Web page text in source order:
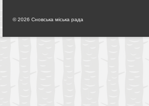
© 2026 Сновська міська рада